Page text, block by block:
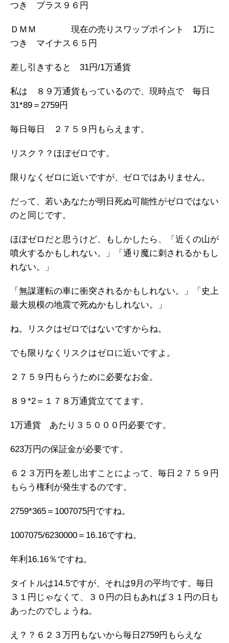
つき プラス９６円
ＤＭＭ 現在の売りスワップポイント 1万に
つき マイナス６５円
差し引きすると 31円/1万通貨
私は ８９万通貨もっているので、現時点で 毎日
31*89＝2759円
毎日毎日 ２７５９円もらえます。
リスク？？ほぼゼロです。
限りなくゼロに近いですが、ゼロではありません。
だって、若いあなたが明日死ぬ可能性がゼロではない
のと同じです。
ほぼゼロだと思うけど、もしかしたら、「近くの山が
噴火するかもしれない。」「通り魔に刺されるかもし
れない。」
「無謀運転の車に衝突されるかもしれない。」「史上
最大規模の地震で死ぬかもしれない。」
ね。リスクはゼロではないですからね。
でも限りなくリスクはゼロに近いですよ。
２７５９円もらうために必要なお金。
８９*2＝１７８万通貨立ててます。
1万通貨 あたり３５０００円必要です。
623万円の保証金が必要です。
６２３万円を差し出すことによって、毎日２７５９円
もらう権利が発生するのです。
2759*365＝1007075円ですね。
1007075/6230000＝16.16ですね。
年利16.16％ですね。
タイトルは14.5ですが、それは9月の平均です。毎日
３１円じゃなくて、３０円の日もあれば３１円の日も
あったのでしょうね。
え？？６２３万円もないから毎日2759円もらえな